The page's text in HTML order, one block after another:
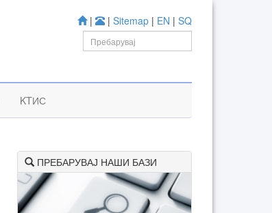
| | Sitemap | EN | SQ
KTИС
ПРЕБАРУВАЈ НАШИ БАЗИ